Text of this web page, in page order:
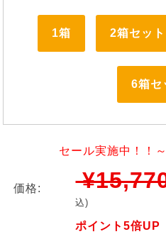
1箱 2箱セット
6箱セ
セール実施中！！
価格:
込)
ポイント5倍